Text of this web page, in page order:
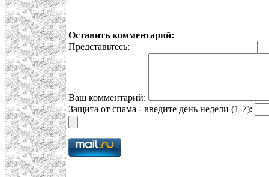
Оставить комментарий:
Представьтесь:
Ваш комментарий:
Защита от спама - введите день недели (1-7):